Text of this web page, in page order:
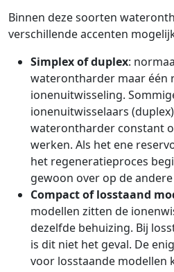
Binnen deze soorten
verschillende accenten
Simplex of duplex:
waterontharder maar één
ionenuitwisseling.
ionenuitwisselaars
waterontharder constant
werken. Als het ene
het regeneratieproces
gewoon over op de
Compact of losstaand
modellen zitten de
dezelfde behuizing. Bij
is dit niet het geval. De
voor losstaande modellen